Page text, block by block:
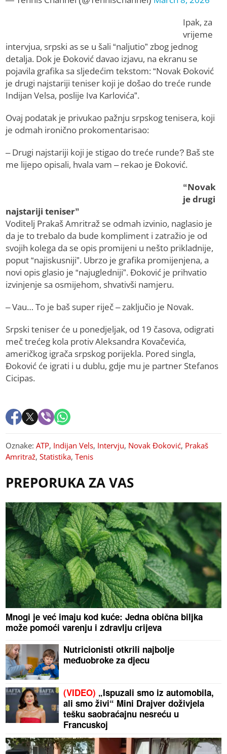
Ipak, za
vrijeme
intervjua, srpski as se u šali “naljutio” zbog jednog
detalja. Dok je Đoković davao izjavu, na ekranu se
pojavila grafika sa sljedećim tekstom: “Novak Đoković
je drugi najstariji teniser koji je došao do treće runde
Indijan Velsa, poslije Iva Karlovića”.
Ovaj podatak je privukao pažnju srpskog tenisera, koji
je odmah ironično prokomentarisao:
– Drugi najstariji koji je stigao do treće runde? Baš ste
me lijepo opisali, hvala vam – rekao je Đoković.
“Novak
je drugi
najstariji teniser”
Voditelj Prakaš Amritraž se odmah izvinio, naglasio je
da je to trebalo da bude kompliment i zatražio je od
svojih kolega da se opis promijeni u nešto prikladnije,
poput “najiskusniji”. Ubrzo je grafika promijenjena, a
novi opis glasio je “najugledniji”. Đoković je prihvatio
izvinjenje sa osmijehom, shvativši namjeru.
– Vau… To je baš super riječ – zaključio je Novak.
Srpski teniser će u poned‌jeljak, od 19 časova, odigrati
meč trećeg kola protiv Aleksandra Kovačevića,
američkog igrača srpskog porijekla. Pored singla,
Đoković će igrati i u dublu, gd‌je mu je partner Stefanos
Cicipas.
Oznake:ATP, Indijan Vels, Intervju, Novak Đoković, Prakaš
Amritraž,Statistika,Tenis
PREPORUKA ZA VAS
Mnogi je već imaju kod kuće: Jedna obična biljka
može pomoći varenju i zdravlju crijeva
Nutricionisti otkrili najbolje
međuobroke za djecu
(VIDEO) „Ispuzali smo iz automobila,
ali smo živi“ Mini Drajver doživjela
tešku saobraćajnu nesreću u
Francuskoj